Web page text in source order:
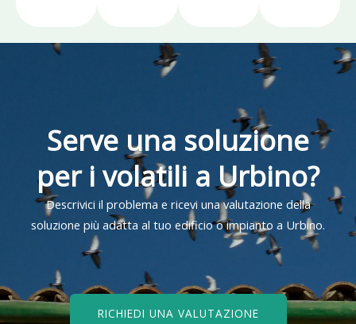
Serve una soluzione
per i volatili a Urbino?
Descrivici il problema e ricevi una valutazione della
soluzione più adatta al tuo edificio o impianto a Urbino.
RICHIEDI UNA VALUTAZIONE